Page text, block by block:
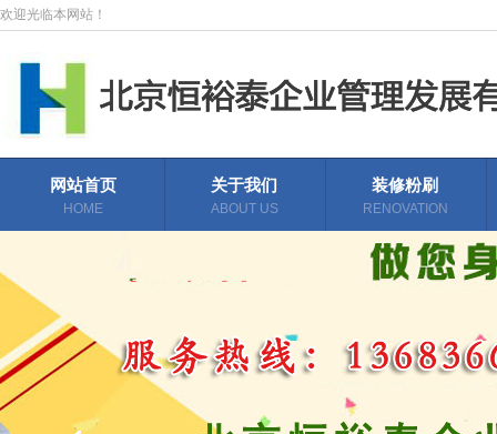
欢迎光临本网站！
网站首页
HOME
关于我们
ABOUT US
装修粉刷
RENOVATION